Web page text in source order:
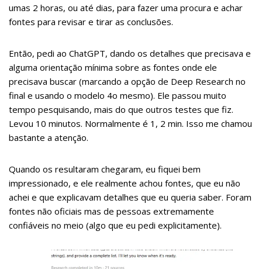
umas 2 horas, ou até dias, para fazer uma procura e achar
fontes para revisar e tirar as conclusões.
Então, pedi ao ChatGPT, dando os detalhes que precisava e
alguma orientação mínima sobre as fontes onde ele
precisava buscar (marcando a opção de Deep Research no
final e usando o modelo 4o mesmo). Ele passou muito
tempo pesquisando, mais do que outros testes que fiz.
Levou 10 minutos. Normalmente é 1, 2 min. Isso me chamou
bastante a atenção.
Quando os resultaram chegaram, eu fiquei bem
impressionado, e ele realmente achou fontes, que eu não
achei e que explicavam detalhes que eu queria saber. Foram
fontes não oficiais mas de pessoas extremamente
confiáveis no meio (algo que eu pedi explicitamente).